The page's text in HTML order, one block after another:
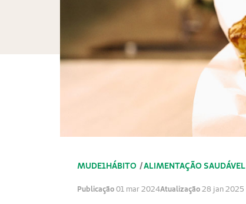
MUDE1HÁBITO /ALIMENTAÇÃO SAUDÁVEL
Publicação01 mar 2024Atualização28 jan 2025